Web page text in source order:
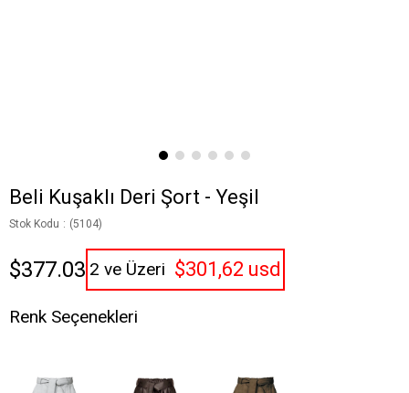
Beli Kuşaklı Deri Şort - Yeşil
Stok Kodu (5104)
$377.03 2 ve Üzeri $301,62 usd
Renk Seçenekleri